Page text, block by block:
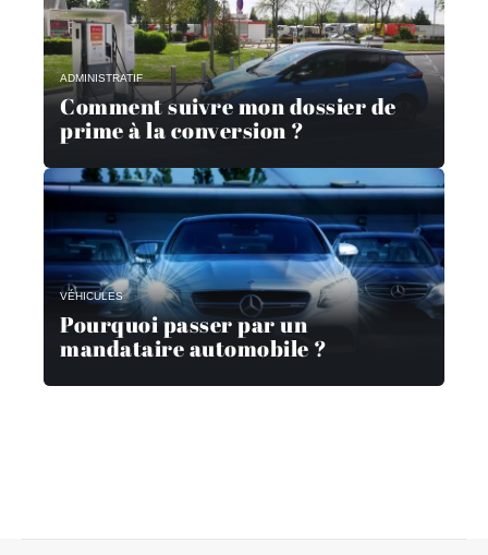
ADMINISTRATIF
Comment suivre mon dossier de
prime à la conversion ?
VÉHICULES
Pourquoi passer par un
mandataire automobile ?